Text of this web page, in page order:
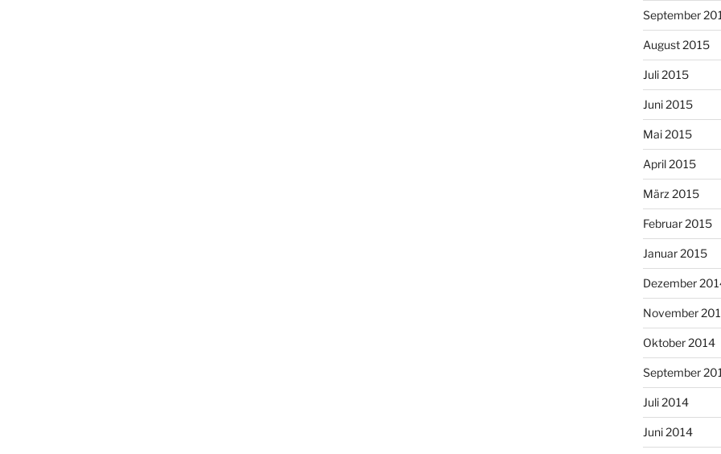
September
August 2015
Juli 2015
Juni 2015
Mai 2015
April 2015
März 2015
Februar 2015
Januar 2015
Dezember
November
Oktober 2014
September
Juli 2014
Juni 2014